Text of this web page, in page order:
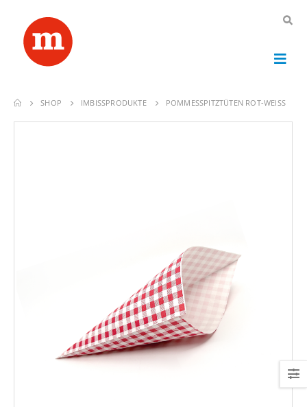
SHOP IMBISSPRODUKTE POMMESSPITZTÜTEN ROT-WEISS